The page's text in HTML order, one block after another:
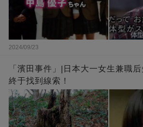
2024/09/23
「濱田事件」|日本大一女生兼職
終于找到線索！